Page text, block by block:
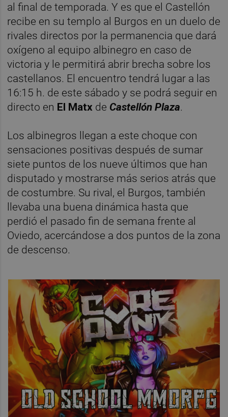
al final de temporada. Y es que el Castellón
recibe en su templo al Burgos en un duelo de
rivales directos por la permanencia que dará
oxígeno al equipo albinegro en caso de
victoria y le permitirá abrir brecha sobre los
castellanos. El encuentro tendrá lugar a las
16:15 h. de este sábado y se podrá seguir en
directo en El Matx de Castellón Plaza.
Los albinegros llegan a este choque con
sensaciones positivas después de sumar
siete puntos de los nueve últimos que han
disputado y mostrarse más serios atrás que
de costumbre. Su rival, el Burgos, también
llevaba una buena dinámica hasta que
perdió el pasado fin de semana frente al
Oviedo, acercándose a dos puntos de la zona
de descenso.